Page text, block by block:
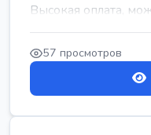
Высокая оплата,
...
57 просмотров